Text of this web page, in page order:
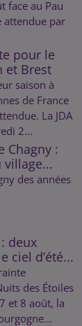
face au Pau
attendue par
pour le
et Brest
saison à
de France
La JDA
2...
Chagny :
des années
deux
ciel d’été...
des Étoiles
et 8 août, la